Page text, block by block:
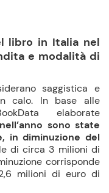
libro in Italia nel
e modalità di
saggistica e
calo. In base alle
elaborate
nell’anno sono state
in diminuzione del
di circa 3 milioni di
corrisponde
milioni di euro di